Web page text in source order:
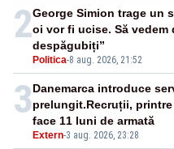
2
Politica-8 aug. 2026, 21:52
George Simion trage un
oi vor fi ucise. Să
despăgubiți”
3
Extern-3 aug. 2026, 23:28
Danemarca introduce
prelungit.Recruții,
face 11 luni de armată